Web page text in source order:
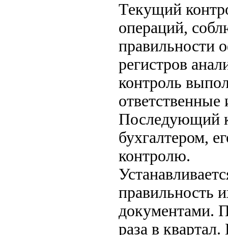
Текущий
операций,
правильности
регистров
контроль
ответственные
Последующий
бухгалтером,
контролю.
правильность
документами.
раза в